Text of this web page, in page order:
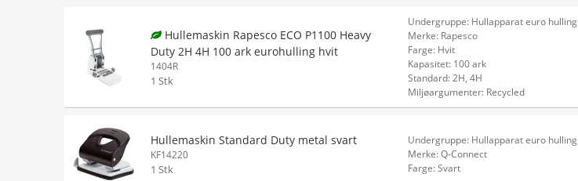
Hullemaskin Rapesco ECO P1100 Heavy
Duty 2H 4H 100 ark eurohulling hvit
1404R
1 Stk
Undergruppe: Hullapparat euro hulling
Merke: Rapesco
Farge: Hvit
Kapasitet: 100 ark
Standard: 2H, 4H
Miljøargumenter: Recycled
Hullemaskin Standard Duty metal svart
KF14220
1 Stk
Undergruppe: Hullapparat euro hulling
Merke: Q-Connect
Farge: Svart